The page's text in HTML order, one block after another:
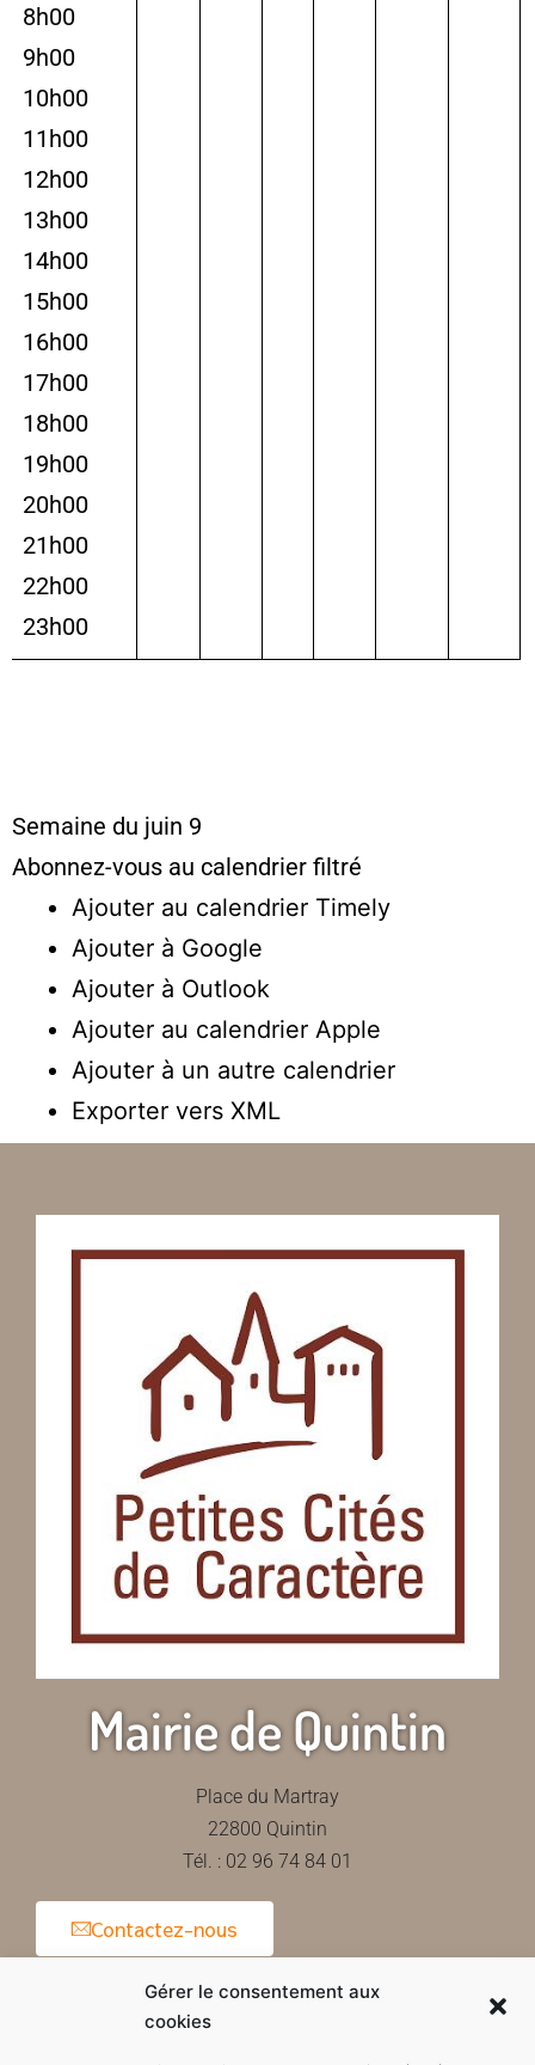
Gérer le consentement aux
cookies
8h00
9h00
10h00
11h00
12h00
13h00
14h00
15h00
16h00
17h00
18h00
19h00
20h00
21h00
22h00
23h00
Semaine du juin 9
Abonnez-vous au calendrier filtré
Ajouter au calendrier Timely
Ajouter à Google
Ajouter à Outlook
Ajouter au calendrier Apple
Ajouter à un autre calendrier
Exporter vers XML
Mairie de Quintin
Place du Martray
22800 Quintin
Tél. : 02 96 74 84 01
Contactez-nous